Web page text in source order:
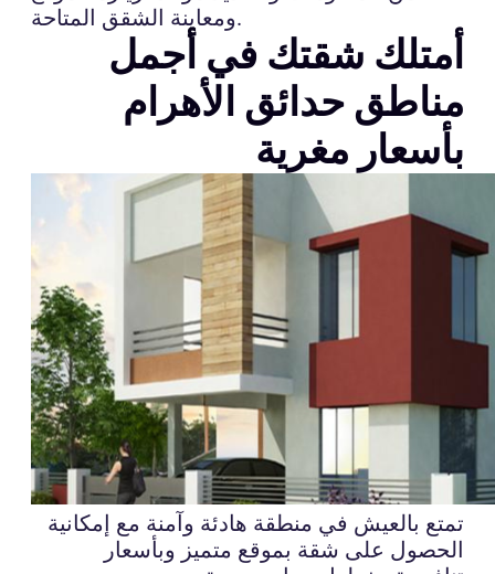
ومعاينة الشقق المتاحة.
أمتلك شقتك في أجمل
مناطق حدائق الأهرام
بأسعار مغرية
تمتع بالعيش في منطقة هادئة وآمنة مع إمكانية
الحصول على شقة بموقع متميز وبأسعار